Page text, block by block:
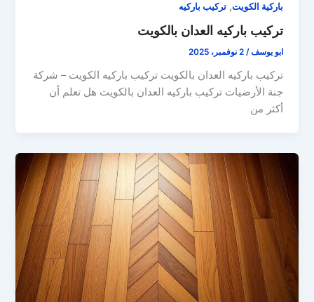
باركية الكويت,تركيب باركيه
تركيب باركيه العدان بالكويت
ابو يوسف/2 نوفمبر، 2025
تركيب باركيه العدان بالكويت تركيب باركيه الكويت – شركة
جنة الأرضيات تركيب باركيه العدان بالكويت هل تعلم أن
أكثر من